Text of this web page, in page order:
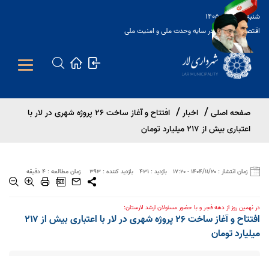
Open
شنبه 17 مرداد 1405
اقتصاد مقاومتی در سایه وحدت ملی و امنیت ملی
صفحه اصلی اخبار
افتتاح و آغاز ساخت ۲۶ پروژه شهری در لار با
اعتباری بیش از ۲۱۷ میلیارد تومان
زمان انتشار : 1404/11/20 - 17:20 بازدید : 431 بازدید کننده : 393 زمان مطالعه : 4 دقیقه
در نهمین روز از دهه فجر و با حضور مسئولان ارشد لارستان:
افتتاح و آغاز ساخت ۲۶ پروژه شهری در لار با اعتباری بیش از ۲۱۷
میلیارد تومان